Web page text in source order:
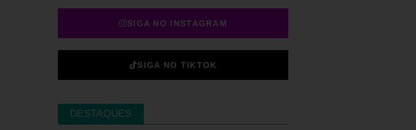
SIGA NO INSTAGRAM
SIGA NO TIKTOK
DESTAQUES